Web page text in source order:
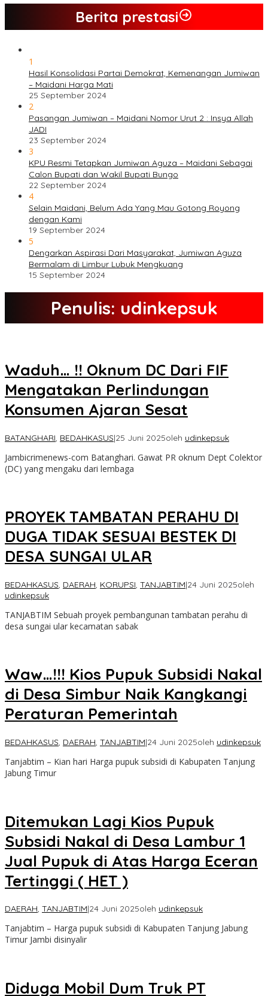
Berita prestasi
1
Hasil Konsolidasi Partai Demokrat, Kemenangan Jumiwan
– Maidani Harga Mati
25 September 2024
2
Pasangan Jumiwan – Maidani Nomor Urut 2 : Insya Allah
JADI
23 September 2024
3
KPU Resmi Tetapkan Jumiwan Aguza – Maidani Sebagai
Calon Bupati dan Wakil Bupati Bungo
22 September 2024
4
Selain Maidani, Belum Ada Yang Mau Gotong Royong
dengan Kami
19 September 2024
5
Dengarkan Aspirasi Dari Masyarakat, Jumiwan Aguza
Bermalam di Limbur Lubuk Mengkuang
15 September 2024
Penulis: udinkepsuk
Waduh… !! Oknum DC Dari FIF
Mengatakan Perlindungan
Konsumen Ajaran Sesat
BATANGHARI, BEDAHKASUS|25 Juni 2025oleh udinkepsuk
Jambicrimenews-com Batanghari. Gawat PR oknum Dept Colektor
(DC) yang mengaku dari lembaga
PROYEK TAMBATAN PERAHU DI
DUGA TIDAK SESUAI BESTEK DI
DESA SUNGAI ULAR
BEDAHKASUS, DAERAH, KORUPSI, TANJABTIM|24 Juni 2025oleh
udinkepsuk
TANJABTIM Sebuah proyek pembangunan tambatan perahu di
desa sungai ular kecamatan sabak
Waw…!!! Kios Pupuk Subsidi Nakal
di Desa Simbur Naik Kangkangi
Peraturan Pemerintah
BEDAHKASUS, DAERAH, TANJABTIM|24 Juni 2025oleh udinkepsuk
Tanjabtim – Kian hari Harga pupuk subsidi di Kabupaten Tanjung
Jabung Timur
Ditemukan Lagi Kios Pupuk
Subsidi Nakal di Desa Lambur 1
Jual Pupuk di Atas Harga Eceran
Tertinggi ( HET )
DAERAH, TANJABTIM|24 Juni 2025oleh udinkepsuk
Tanjabtim – Harga pupuk subsidi di Kabupaten Tanjung Jabung
Timur Jambi disinyalir
Diduga Mobil Dum Truk PT